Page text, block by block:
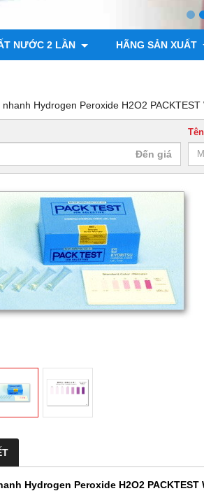
NƯỚC 2 LẦN HÃNG SẢN XUẤT
nhanh Hydrogen Peroxide H2O2 PACKTEST
Hydrogen Peroxide H2O2 PACKTEST